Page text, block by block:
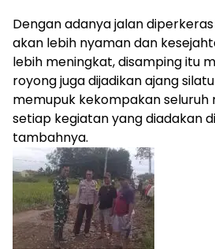
Dengan adanya jalan
akan lebih nyaman dan
lebih meningkat, disamping itu
royong juga dijadikan ajang
memupuk kekompakan
setiap kegiatan yang diadakan
tambahnya.